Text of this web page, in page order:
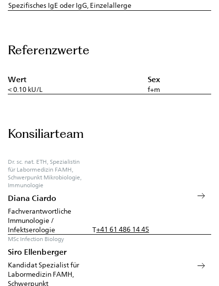
Spezifisches IgE oder IgG, Einzelallerge
Referenzwerte
Wert Sex
< 0.10 kU/L f+m
Konsiliarteam
Dr. sc. nat. ETH, Spezialistin
für Labormedizin FAMH,
Schwerpunkt Mikrobiologie,
Immunologie
Diana Ciardo
Fachverantwortliche
Immunologie /
Infektserologie
T+41 61 486 14 45
MSc Infection Biology
Siro Ellenberger
Kandidat Spezialist für
Labormedizin FAMH,
Schwerpunkt